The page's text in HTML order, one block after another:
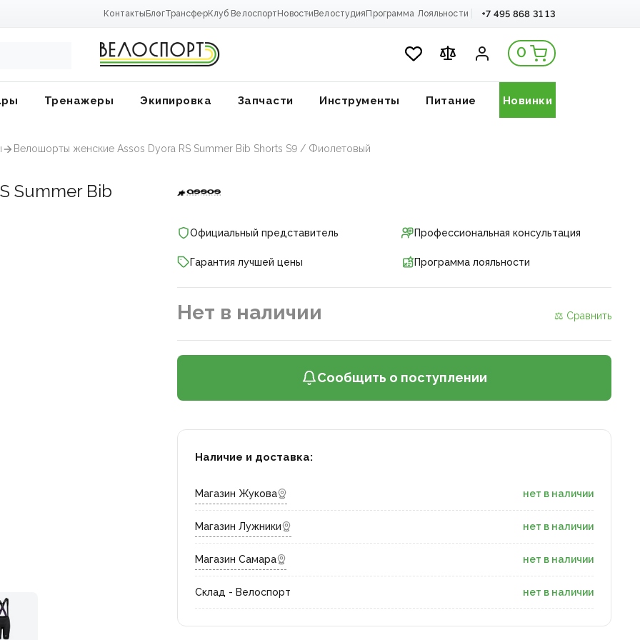
Контакты БлогТрансферКлуб Велоспорт Новости Велостудия Программа Лояльности +7 495 868 31 13
0
Тренажеры Экипировка Запчасти Инструменты Питание Новинки
Велошорты женские Assos Dyora RS Summer Bib Shorts S9 / Фиолетовый
Summer Bib
Официальный представитель Профессиональная консультация
Гарантия лучшей цены Программа лояльности
Нет в наличии ⚖ Сравнить
Сообщить о поступлении
Наличие и доставка:
Магазин Жукова нет в наличии
Магазин Лужники нет в наличии
Магазин Самара нет в наличии
Склад - Велоспорт нет в наличии